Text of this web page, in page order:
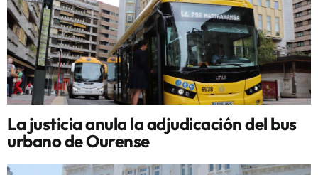
La justicia anula la adjudicación del bus
urbano de Ourense